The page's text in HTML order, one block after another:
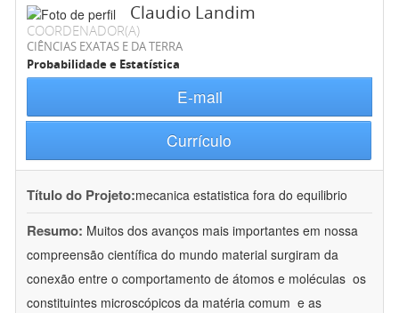
Claudio Landim
COORDENADOR(A)
CIÊNCIAS EXATAS E DA TERRA
Probabilidade e Estatística
E-mail
Currículo
Título do Projeto:mecanica estatistica fora do equilibrio
Resumo: Muitos dos avanços mais importantes em nossa
compreensão científica do mundo material surgiram da
conexão entre o comportamento de átomos e moléculas  os
constituintes microscópicos da matéria comum  e as